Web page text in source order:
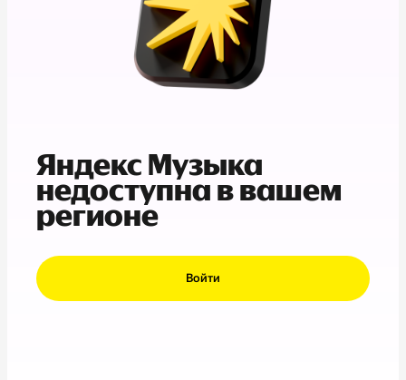
Яндекс Музыка
недоступна в вашем
регионе
Войти